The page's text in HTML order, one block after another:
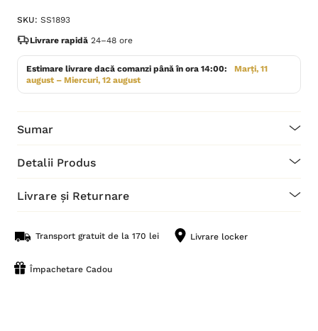
SKU: SS1893
Livrare rapidă 24–48 ore
Estimare livrare dacă comanzi până în ora 14:00:
Marți, 11
august – Miercuri, 12 august
Sumar
Detalii Produs
Livrare și Returnare
Transport gratuit de la 170 lei Livrare locker
Împachetare Cadou